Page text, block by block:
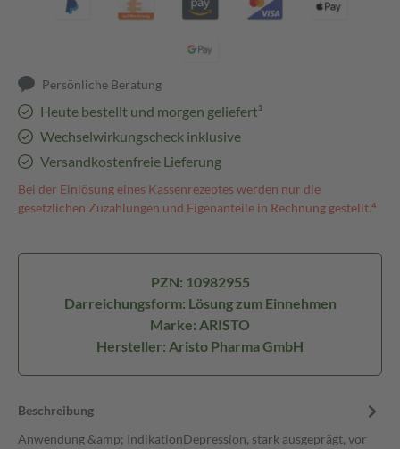
Persönliche Beratung
Heute bestellt und morgen geliefert³
Wechselwirkungscheck inklusive
Versandkostenfreie Lieferung
Bei der Einlösung eines Kassenrezeptes werden nur die
gesetzlichen Zuzahlungen und Eigenanteile in Rechnung gestellt.⁴
PZN: 10982955
Darreichungsform: Lösung zum Einnehmen
Marke: ARISTO
Hersteller: Aristo Pharma GmbH
Beschreibung
Anwendung &amp; IndikationDepression, stark ausgeprägt, vor